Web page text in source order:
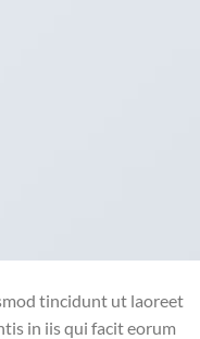
tincidunt ut laoreet
in iis qui facit eorum